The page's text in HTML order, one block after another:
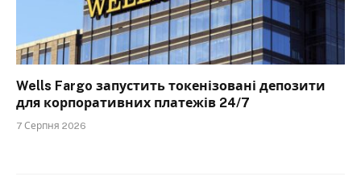
Wells Fargo запустить токенізовані депозити
для корпоративних платежів 24/7
7 Серпня 2026